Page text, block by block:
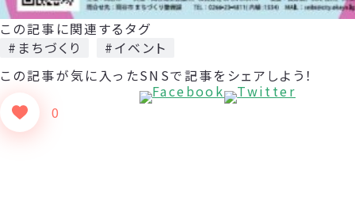
この記事に関連するタグ
#まちづくり
#イベント
この記事が気に入った
0
SNSで記事をシェアしよう！